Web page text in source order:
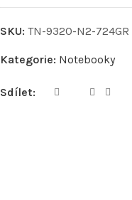
SKU: TN-9320-N2-724GR
Kategorie: Notebooky
Sdílet: